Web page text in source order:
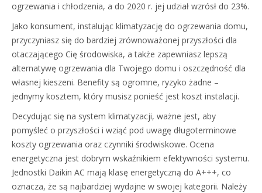
ogrzewania i chłodzenia, a do 2020 r. jej udział wzrósł do 23%.
Jako konsument, instalując klimatyzację do ogrzewania domu,
przyczyniasz się do bardziej zrównoważonej przyszłości dla
otaczającego Cię środowiska, a także zapewniasz lepszą
alternatywę ogrzewania dla Twojego domu i oszczędność dla
własnej kieszeni. Benefity są ogromne, ryzyko żadne –
jednymy kosztem, który musisz ponieść jest koszt instalacji.
Decydując się na system klimatyzacji, ważne jest, aby
pomyśleć o przyszłości i wziąć pod uwagę długoterminowe
koszty ogrzewania oraz czynniki środwiskowe. Ocena
energetyczna jest dobrym wskaźnikiem efektywności systemu.
Jednostki Daikin AC mają klasę energetyczną do A+++, co
oznacza, że są najbardziej wydajne w swojej kategorii. Należy